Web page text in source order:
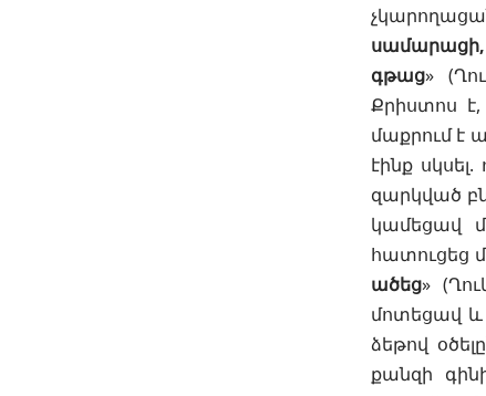
սամարացի,
գթաց» (
Քրիստոս
մաքրում է
էինք
զարկված
կամեցավ
հատուցեց
ածեց» (
մոտեցավ և
ձեթով
քանզի